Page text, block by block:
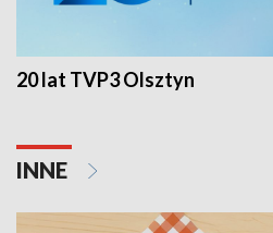
20 lat TVP3 Olsztyn
INNE